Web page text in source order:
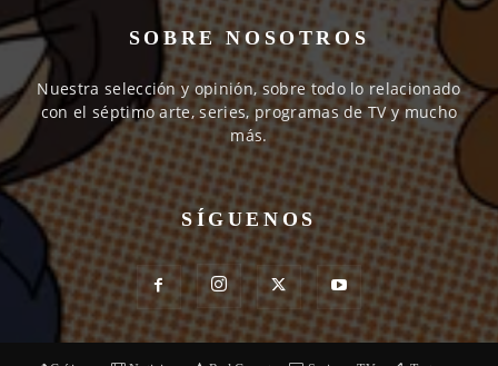
SOBRE NOSOTROS
Nuestra selección y opinión, sobre todo lo relacionado
con el séptimo arte, series, programas de TV y mucho
más.
SÍGUENOS